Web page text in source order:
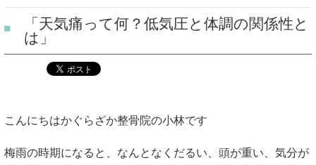
「天気痛って何？低気圧と体調の関係性と
は」
こんにちはかぐらざか整骨院の小林です
梅雨の時期になると、なんとなくだるい、頭が重い、気分が